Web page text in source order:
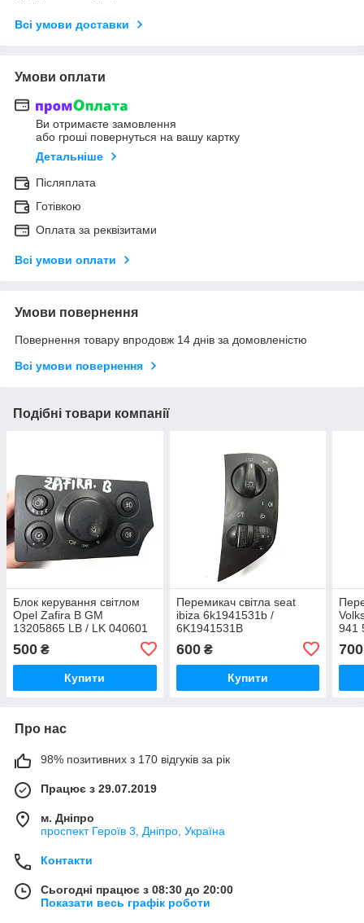
Всі умови доставки
Умови оплати
Ви отримаєте замовлення
або гроші повернуться на вашу картку
Детальніше
Післяплата
Готівкою
Оплата за реквізитами
Всі умови оплати
Умови повернення
Повернення товару впродовж 14 днів за домовленістю
Всі умови повернення
Подібні товари компанії
Блок керування світлом
Opel Zafira B GM
13205865 LB / LK 040601
10 (є дефект, вказаний на
фото)
500 ₴
Купити
Перемикач світла seat
ibiza 6k1941531b /
6K1941531B
600₴
Купити
941
565
700
Про нас
98% позитивних з 170 відгуків за рік
Працює з 29.07.2019
м. Дніпро
проспект Героїв 3, Дніпро, Україна
Контакти
Сьогодні працює з 08:30 до 20:00
Показати весь графік роботи